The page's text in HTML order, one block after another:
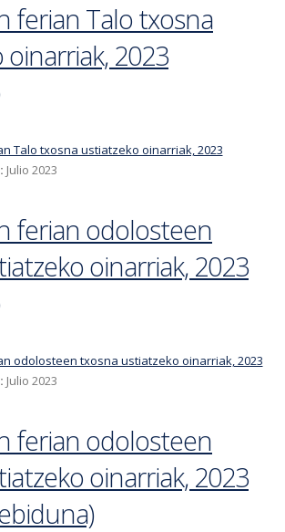
esleipena
ferian Talo txosna
2023
Talo txosna ustiatzeko oinarriak, 2023
Julio 2023
2023 (euskeraz)
ferian odolosteen
oinarriak, 2023
odolosteen txosna ustiatzeko oinarriak, 2023
Julio 2023
2023 (euskeraz)
ferian odolosteen
oinarriak, 2023